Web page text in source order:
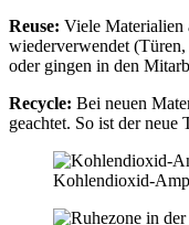
Reuse: Viele Materialien
wiederverwendet
oder gingen in den
Recycle: Bei neuen
geachtet. So ist der neue
Kohlendioxid-